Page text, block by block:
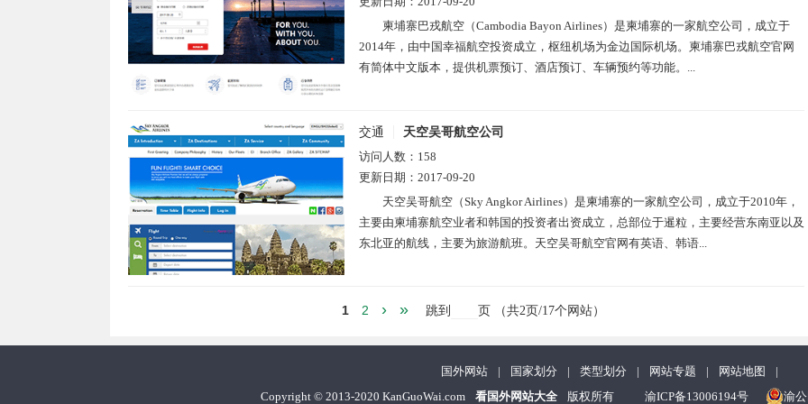
柬埔寨巴戎航空（Cambodia Bayon Airlines）是柬埔寨的一家航空公司，成立于
2014年，由中国幸福航空投资成立，枢纽机场为金边国际机场。柬埔寨巴戎航空官网
有简体中文版本，提供机票预订、酒店预订、车辆预约等功能。...
交通
天空吴哥航空公司
访问人数： 158
更新日期： 2017-09-20
天空吴哥航空（Sky Angkor Airlines）是柬埔寨的一家航空公司，成立于2010年，
主要由柬埔寨航空业者和韩国的投资者出资成立，总部位于暹粒，主要经营东南亚以及
东北亚的航线，主要为旅游航班。天空吴哥航空官网有英语、韩语...
1 2 › » 跳到 页 （共2页/17个网站）
国外网站 | 国家划分 | 类型划分 | 网站专题 | 网站地图
|
Copyright ©2013-2020 KanGuoWai.com 看国外网站大全 版权所有 渝ICP备13006194号 渝